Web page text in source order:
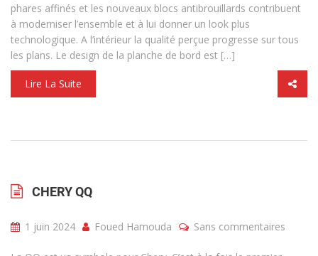
phares affinés et les nouveaux blocs antibrouillards contribuent
à moderniser l’ensemble et à lui donner un look plus
technologique. A l’intérieur la qualité perçue progresse sur tous
les plans. Le design de la planche de bord est […]
Lire La Suite
CHERY QQ
1 juin 2024 Foued Hamouda Sans commentaires